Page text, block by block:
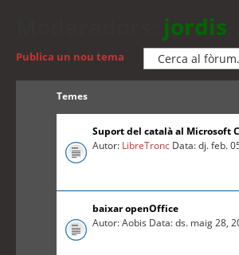
jordis
Publica un nou tema
Temes
Suport del català al Microsoft
Autor: LibreTronc Data: dj. feb.
baixar openOffice
Autor: Aobis Data: ds. maig 28,